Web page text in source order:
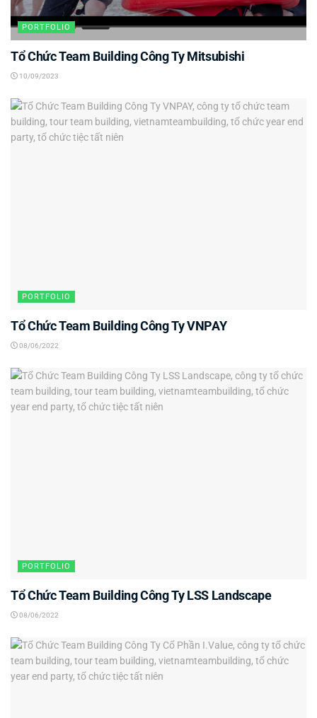
PORTFOLIO
Tổ Chức Team Building Công Ty Mitsubishi
10/09/2023
PORTFOLIO
Tổ Chức Team Building Công Ty VNPAY
08/06/2022
PORTFOLIO
Tổ Chức Team Building Công Ty LSS Landscape
08/06/2022